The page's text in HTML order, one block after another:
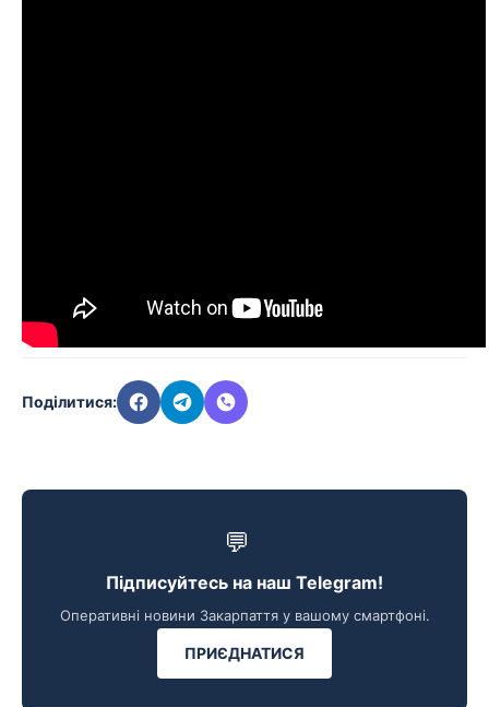
Поділитися:
💬
Підписуйтесь на наш Telegram!
Оперативні новини Закарпаття у вашому смартфоні.
ПРИЄДНАТИСЯ